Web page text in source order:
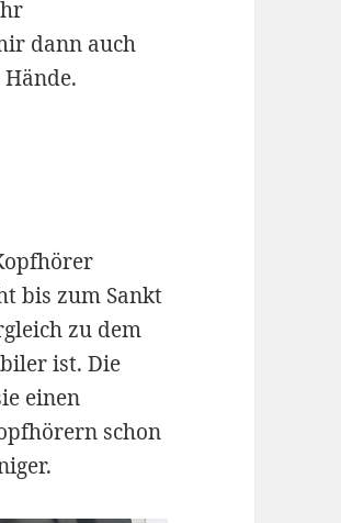
dann auch
bis zum Sankt
zu dem
ist. Die
einen
schon